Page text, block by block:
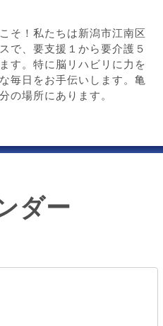
そ！私たちは新潟市江南区
で、要支援１から要介護５
す。特に脳リハビリに力を
毎日をお手伝いします。亀
の場所にあります。
ダー